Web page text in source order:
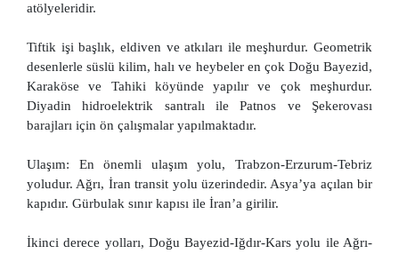
atölyeleridir.
Tiftik işi başlık, eldiven ve atkıları ile meşhurdur. Geometrik
desenlerle süslü kilim, halı ve heybeler en çok Doğu Bayezid,
Karaköse ve Tahiki köyünde yapılır ve çok meşhurdur.
Diyadin hidroelektrik santralı ile Patnos ve Şekerovası
barajları için ön çalışmalar yapılmaktadır.
Ulaşım: En önemli ulaşım yolu, Trabzon-Erzurum-Tebriz
yoludur. Ağrı, İran transit yolu üzerindedir. Asya’ya açılan bir
kapıdır. Gürbulak sınır kapısı ile İran’a girilir.
İkinci derece yolları, Doğu Bayezid-Iğdır-Kars yolu ile Ağrı-